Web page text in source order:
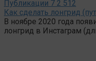
Публикации 7 2 512
Как сделать лонгрид
В ноябре 2020 года
лонгрид в Инстаграм